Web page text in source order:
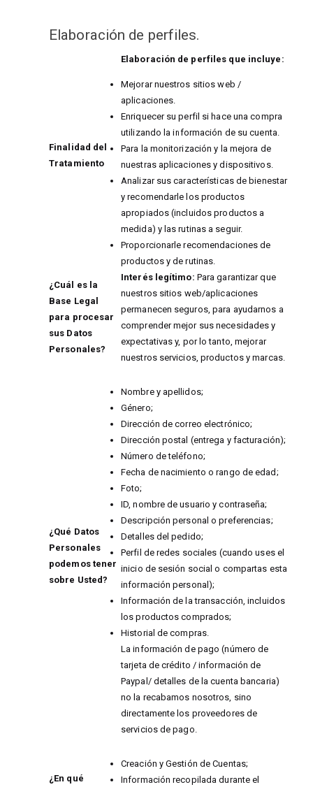
Elaboración de perfiles.
Finalidad del
Tratamiento
Elaboración de perfiles que incluye:
Mejorar nuestros sitios web /
aplicaciones.
Enriquecer su perfil si hace una compra
utilizando la información de su cuenta.
Para la monitorización y la mejora de
nuestras aplicaciones y dispositivos.
Analizar sus características de bienestar
y recomendarle los productos
apropiados (incluidos productos a
medida) y las rutinas a seguir.
Proporcionarle recomendaciones de
productos y de rutinas.
¿Cuál es la
Base Legal
para procesar
sus Datos
Personales?
Interés legítimo: Para garantizar que
nuestros sitios web/aplicaciones
permanecen seguros, para ayudarnos a
comprender mejor sus necesidades y
expectativas y, por lo tanto, mejorar
nuestros servicios, productos y marcas.
¿Qué Datos
Personales
podemos tener
sobre Usted?
Nombre y apellidos;
Género;
Dirección de correo electrónico;
Dirección postal (entrega y facturación);
Número de teléfono;
Fecha de nacimiento o rango de edad;
Foto;
ID, nombre de usuario y contraseña;
Descripción personal o preferencias;
Detalles del pedido;
Perfil de redes sociales (cuando uses el
inicio de sesión social o compartas esta
información personal);
Información de la transacción, incluidos
los productos comprados;
Historial de compras.
La información de pago (número de
tarjeta de crédito / información de
Paypal/ detalles de la cuenta bancaria)
no la recabamos nosotros, sino
directamente los proveedores de
servicios de pago.
¿En qué
Creación y Gestión de Cuentas;
Información recopilada durante el